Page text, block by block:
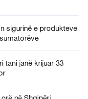
sigurinë e produkteve
tani janë krijuar 33